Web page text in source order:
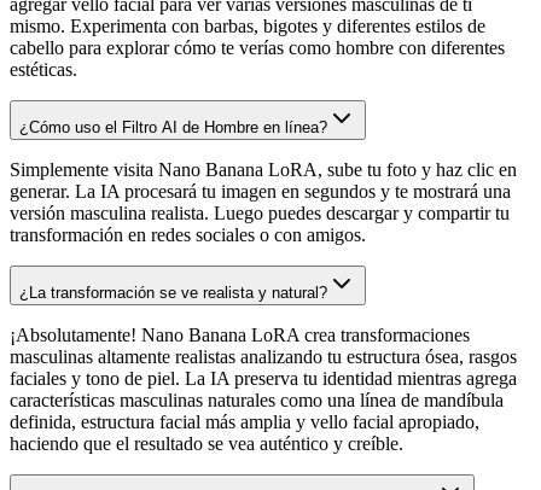
agregar vello facial para ver varias versiones masculinas de ti
mismo. Experimenta con barbas, bigotes y diferentes estilos de
cabello para explorar cómo te verías como hombre con diferentes
estéticas.
¿Cómo uso el Filtro AI de Hombre en línea?
Simplemente visita Nano Banana LoRA, sube tu foto y haz clic en
generar. La IA procesará tu imagen en segundos y te mostrará una
versión masculina realista. Luego puedes descargar y compartir tu
transformación en redes sociales o con amigos.
¿La transformación se ve realista y natural?
¡Absolutamente! Nano Banana LoRA crea transformaciones
masculinas altamente realistas analizando tu estructura ósea, rasgos
faciales y tono de piel. La IA preserva tu identidad mientras agrega
características masculinas naturales como una línea de mandíbula
definida, estructura facial más amplia y vello facial apropiado,
haciendo que el resultado se vea auténtico y creíble.